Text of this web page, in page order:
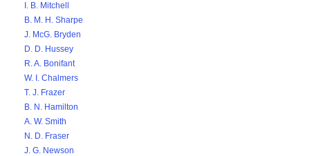
I. B. Mitchell
B. M. H. Sharpe
J. McG. Bryden
D. D. Hussey
R. A. Bonifant
W. I. Chalmers
T. J. Frazer
B. N. Hamilton
A. W. Smith
N. D. Fraser
J. G. Newson